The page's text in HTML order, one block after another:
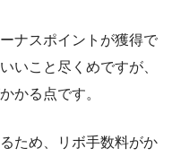
ナスポイントが獲得で
いこと尽くめですが、
かる点です。
ため、リボ手数料がか